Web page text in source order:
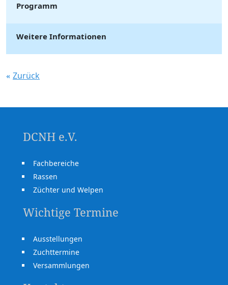
Programm
Weitere Informationen
Zurück
DCNH e.V.
Fachbereiche
Rassen
Züchter und Welpen
Wichtige Termine
Ausstellungen
Zuchttermine
Versammlungen